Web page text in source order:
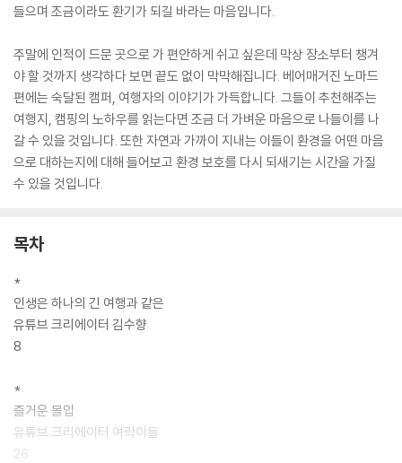
들으며 조금이라도 환기가 되길 바라는 마음입니다.
주말에 인적이 드문 곳으로 가 편안하게 쉬고 싶은데 막상 장소부터 챙겨
야 할 것까지 생각하다 보면 끝도 없이 막막해집니다. 베어매거진 노마드
편에는 숙달된 캠퍼, 여행자의 이야기가 가득합니다. 그들이 추천해주는
여행지, 캠핑의 노하우를 읽는다면 조금 더 가벼운 마음으로 나들이를 나
갈 수 있을 것입니다. 또한 자연과 가까이 지내는 이들이 환경을 어떤 마음
으로 대하는지에 대해 들어보고 환경 보호를 다시 되새기는 시간을 가질
수 있을 것입니다.
목차
*
인생은 하나의 긴 여행과 같은
유튜브 크리에이터 김수향
8
*
즐거운 몰입
유튜브 크리에이터 여락이들
26